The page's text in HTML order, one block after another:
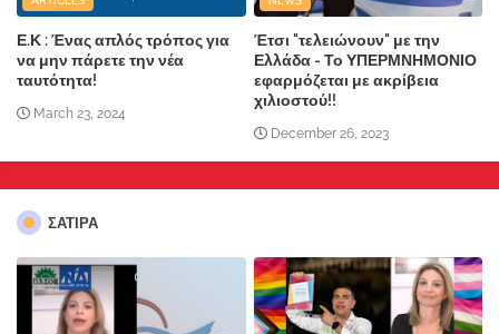
Ε.Κ : Ένας απλός τρόπος για
να μην πάρετε την νέα
ταυτότητα!
March 23, 2024
Έτσι "τελειώνουν" με την
Ελλάδα - Το ΥΠΕΡΜΝΗΜΟΝΙΟ
εφαρμόζεται με ακρίβεια
χιλιοστού!!
December 26, 2023
ΣΑΤΙΡΑ